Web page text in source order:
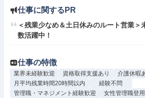
仕事に関するPR
＜残業少なめ＆土日休みのルート営業＞
数活躍中！
仕事の特徴
業界未経験歓迎 資格取得支援あり
介護休暇
月平均残業時間20時間以内
経験不問
管理職・マネジメント経験歓迎
女性管理職登